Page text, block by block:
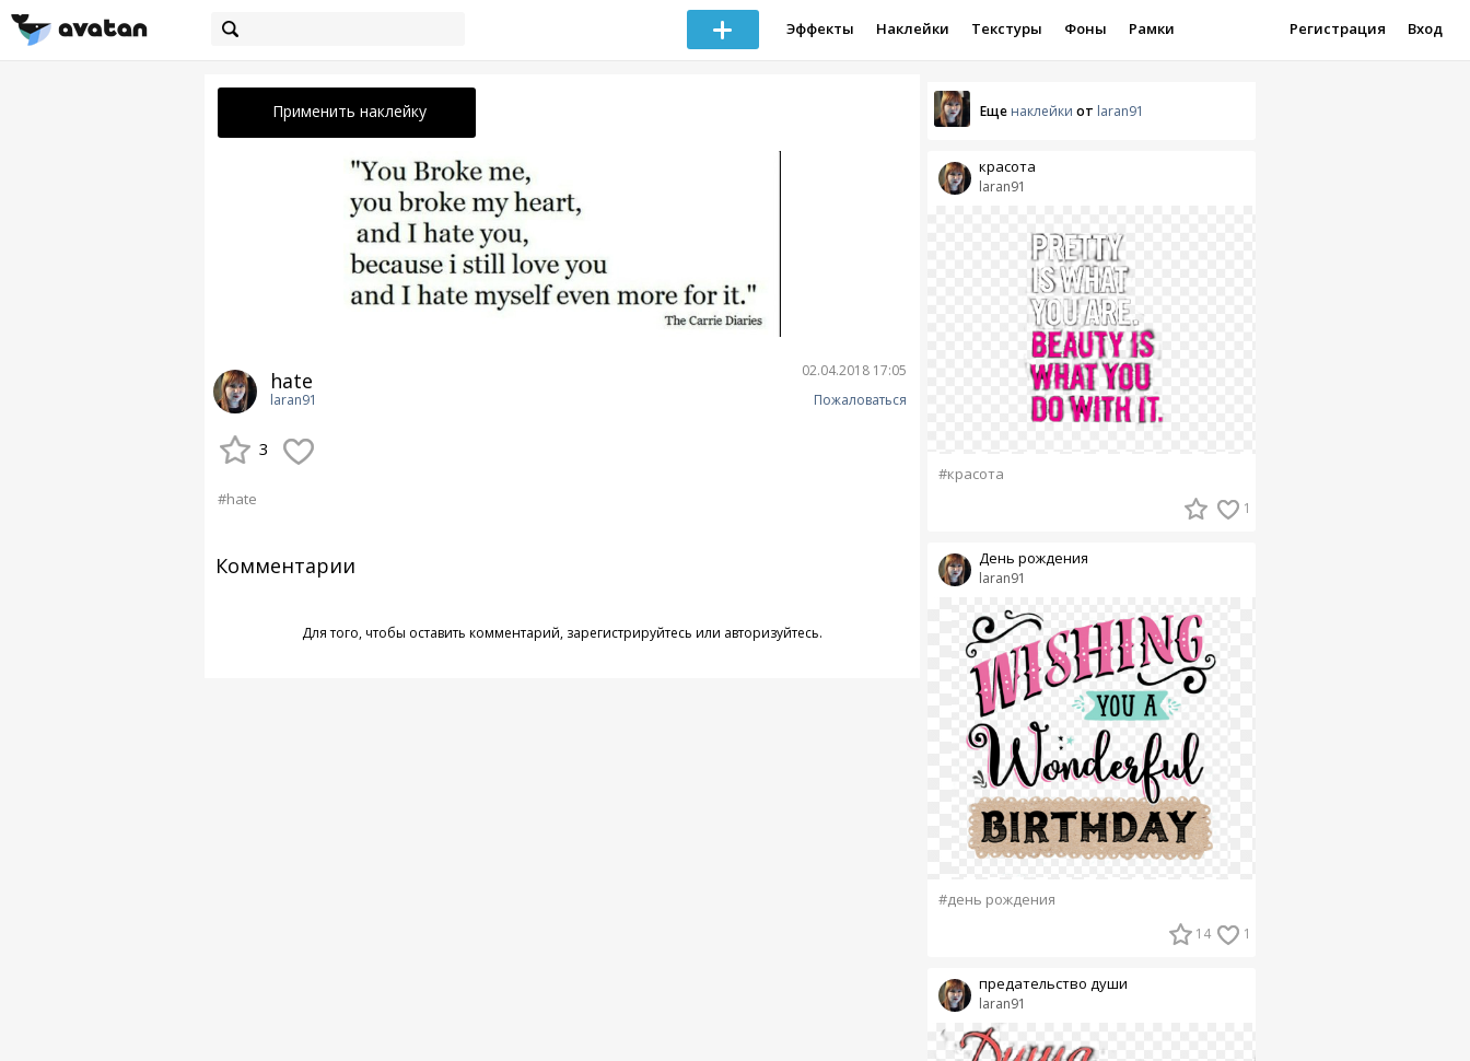
Эффекты Наклейки Текстуры Фоны Рамки Регистрация Вход
Применить наклейку
hate
laran91
02.04.2018 17:05
Пожаловаться
3
#hate
Комментарии
Для того, чтобы оставить комментарий, зарегистрируйтесь или авторизуйтесь.
Еще наклейки от laran91
laran91
красота
#красота
1
laran91
День рождения
#день рождения
14 1
laran91
предательство души